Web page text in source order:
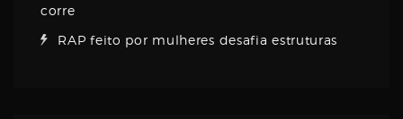
corre
RAP feito por mulheres desafia estruturas